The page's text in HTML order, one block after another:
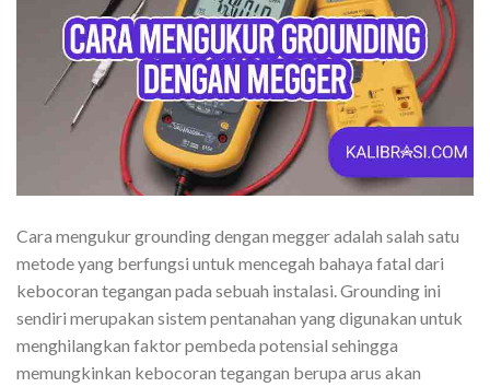
Cara mengukur grounding dengan megger adalah salah satu
metode yang berfungsi untuk mencegah bahaya fatal dari
kebocoran tegangan pada sebuah instalasi. Grounding ini
sendiri merupakan sistem pentanahan yang digunakan untuk
menghilangkan faktor pembeda potensial sehingga
memungkinkan kebocoran tegangan berupa arus akan